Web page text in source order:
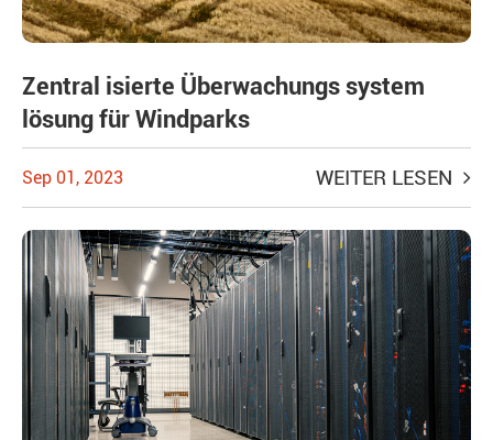
Zentral isierte Überwachungs system
lösung für Windparks
Sep 01, 2023 WEITER LESEN